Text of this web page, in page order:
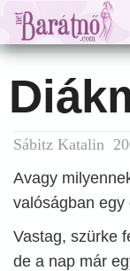
Sábitz Katalin
Avagy
valóságban egy
Vastag, szürke
de a nap már